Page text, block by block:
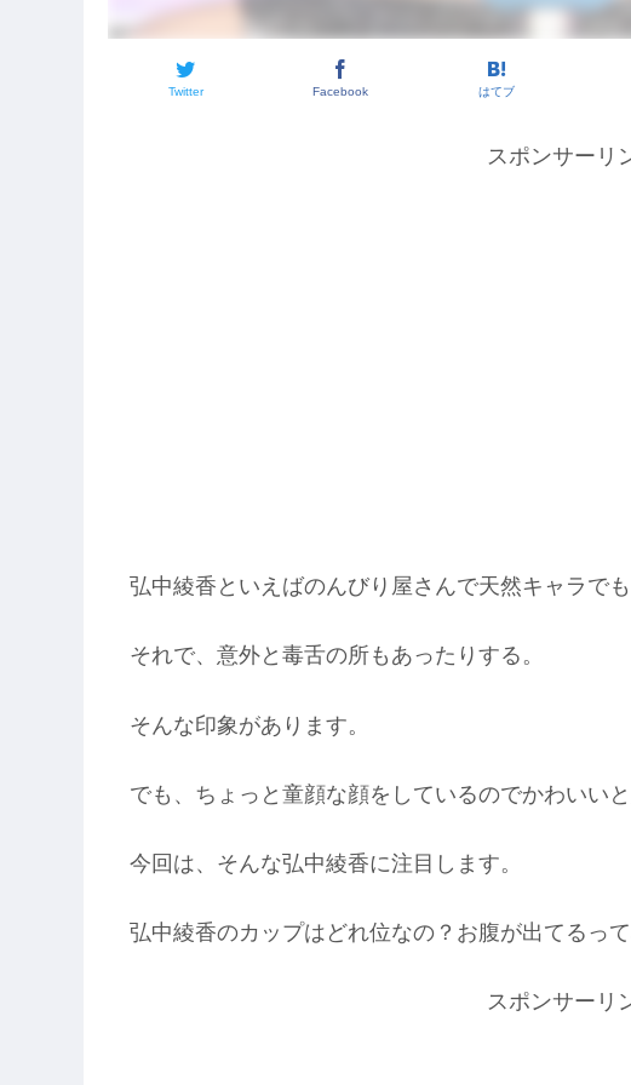
Twitter Facebook はてブ
スポンサーリ
弘中綾香といえばのんびり屋さんで天然キャラでも
それで、意外と毒舌の所もあったりする。
そんな印象があります。
でも、ちょっと童顔な顔をしているのでかわいいと
今回は、そんな弘中綾香に注目します。
弘中綾香のカップはどれ位なの？お腹が出てるっ
スポンサーリ